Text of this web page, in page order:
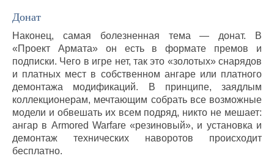
Донат
Наконец, самая болезненная тема — донат. В
«Проект Армата» он есть в формате премов и
подписки. Чего в игре нет, так это «золотых» снарядов
и платных мест в собственном ангаре или платного
демонтажа модификаций. В принципе, заядлым
коллекционерам, мечтающим собрать все возможные
модели и обвешать их всем подряд, никто не мешает:
ангар в Armored Warfare «резиновый», и установка и
демонтаж технических наворотов происходит
бесплатно.